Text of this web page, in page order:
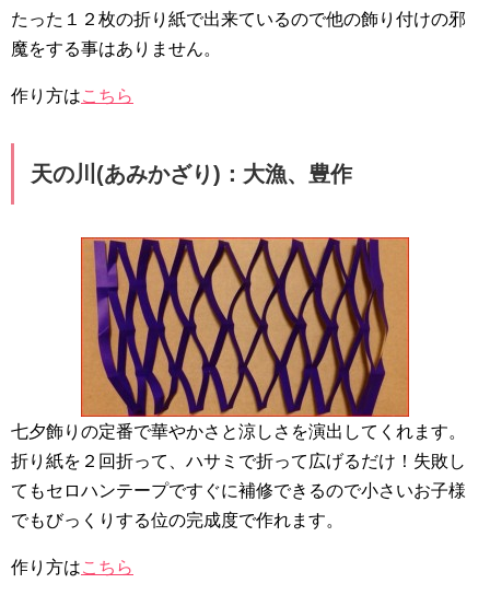
たった１２枚の折り紙で出来ているので他の飾り付けの邪
魔をする事はありません。
作り方はこちら
天の川(あみかざり)：大漁、豊作
七夕飾りの定番で華やかさと涼しさを演出してくれます。
折り紙を２回折って、ハサミで折って広げるだけ！失敗し
てもセロハンテープですぐに補修できるので小さいお子様
でもびっくりする位の完成度で作れます。
作り方はこちら